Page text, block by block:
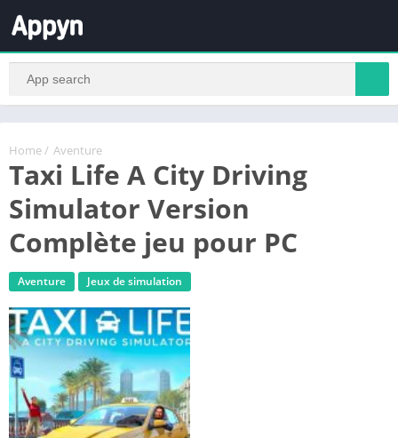
Home / Aventure
Taxi Life A City Driving
Simulator Version
Complète jeu pour PC
Aventure Jeux de simulation